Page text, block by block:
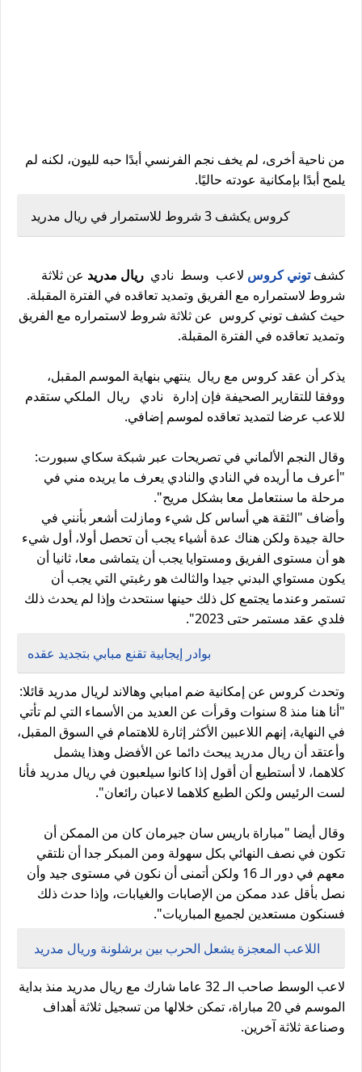
من ناحية أخرى، لم يخف نجم الفرنسي أبدًا حبه لليون، لكنه لم
يلمح أبدًا بإمكانية عودته حاليًا.
كروس يكشف 3 شروط للاستمرار في ريال مدريد
كشفتوني كروس لاعب وسط نادي ريال مدريد عن ثلاثة
شروط لاستمراره مع الفريق وتمديد تعاقده في الفترة المقبلة.
حيث كشف توني كروس عن ثلاثة شروط لاستمراره مع الفريق
وتمديد تعاقده في الفترة المقبلة.
يذكر أن عقد كروس مع ريال ينتهي بنهاية الموسم المقبل،
ووفقا للتقارير الصحيفة فإن إدارة نادي ريال الملكي ستقدم
للاعب عرضا لتمديد تعاقده لموسم إضافي.
وقال النجم الألماني في تصريحات عبر شبكة سكاي سبورت:
"أعرف ما أريده في النادي والنادي يعرف ما يريده مني في
مرحلة ما سنتعامل معا بشكل مريح".
وأضاف "الثقة هي أساس كل شيء ومازلت أشعر بأنني في
حالة جيدة ولكن هناك عدة أشياء يجب أن تحصل أولا، أول شيء
هو أن مستوى الفريق ومستوايا يجب أن يتماشى معا، ثانيا أن
يكون مستواي البدني جيدا والثالث هو رغبتي التي يجب أن
تستمر وعندما يجتمع كل ذلك حينها سنتحدث وإذا لم يحدث ذلك
فلدي عقد مستمر حتى 2023".
بوادر إيجابية تقنع مبابي بتجديد عقده
وتحدث كروس عن إمكانية ضم امبابي وهالاند لريال مدريد قائلا:
"أنا هنا منذ 8 سنوات وقرأت عن العديد من الأسماء التي لم تأتي
في النهاية، إنهم اللاعبين الأكثر إثارة للاهتمام في السوق المقبل،
وأعتقد أن ريال مدريد يبحث دائما عن الأفضل وهذا يشمل
كلاهما، لا أستطيع أن أقول إذا كانوا سيلعبون في ريال مدريد فأنا
لست الرئيس ولكن الطبع كلاهما لاعبان رائعان".
وقال أيضا "مباراة باريس سان جيرمان كان من الممكن أن
تكون في نصف النهائي بكل سهولة ومن المبكر جدا أن نلتقي
معهم في دور الـ 16 ولكن أتمنى أن نكون في مستوى جيد وأن
نصل بأقل عدد ممكن من الإصابات والغيابات، وإذا حدث ذلك
فسنكون مستعدين لجميع المباريات".
اللاعب المعجزة يشعل الحرب بين برشلونة وريال مدريد
لاعب الوسط صاحب الـ 32 عاما شارك مع ريال مدريد منذ بداية
الموسم في 20 مباراة، تمكن خلالها من تسجيل ثلاثة أهداف
وصناعة ثلاثة آخرين.